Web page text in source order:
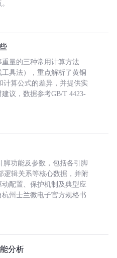
量的三种常用计算方法
工具法），重点解析了黄铜
计算公式的差异，并提供实
议，数据参考GB/T 4423-
脚功能及参数，包括各引脚
逻辑关系等核心数据，并附
配置、保护机制及典型应
州士兰微电子官方规格书
分析